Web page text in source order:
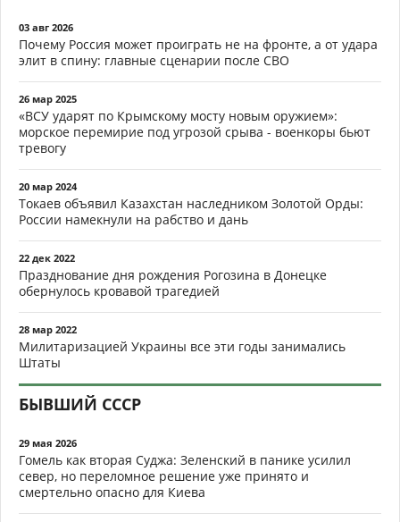
03 авг 2026
Почему Россия может проиграть не на фронте, а от удара
элит в спину: главные сценарии после СВО
26 мар 2025
«ВСУ ударят по Крымскому мосту новым оружием»:
морское перемирие под угрозой срыва - военкоры бьют
тревогу
20 мар 2024
Токаев объявил Казахстан наследником Золотой Орды:
России намекнули на рабство и дань
22 дек 2022
Празднование дня рождения Рогозина в Донецке
обернулось кровавой трагедией
28 мар 2022
Милитаризацией Украины все эти годы занимались
Штаты
БЫВШИЙ СССР
29 мая 2026
Гомель как вторая Суджа: Зеленский в панике усилил
север, но переломное решение уже принято и
смертельно опасно для Киева